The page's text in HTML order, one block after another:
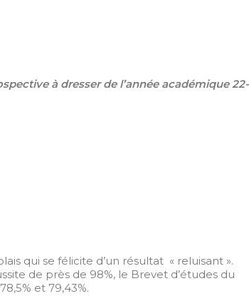
à dresser de l’année académique 22-
qui se félicite d’un résultat « reluisant ».
de près de 98%, le Brevet d’études du
et 79,43%.